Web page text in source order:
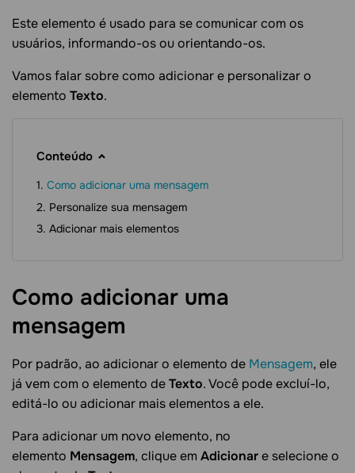
Este elemento é usado para se comunicar com os
usuários, informando-os ou orientando-os.
Vamos falar sobre como adicionar e personalizar o
elemento Texto.
Conteúdo
Como adicionar uma mensagem
Personalize sua mensagem
Adicionar mais elementos
Como adicionar uma
mensagem
Por padrão, ao adicionar o elemento de Mensagem, ele
já vem com o elemento deTexto. Você pode excluí-lo,
editá-lo ou adicionar mais elementos a ele.
Para adicionar um novo elemento, no
elemento Mensagem, clique em Adicionare selecione o